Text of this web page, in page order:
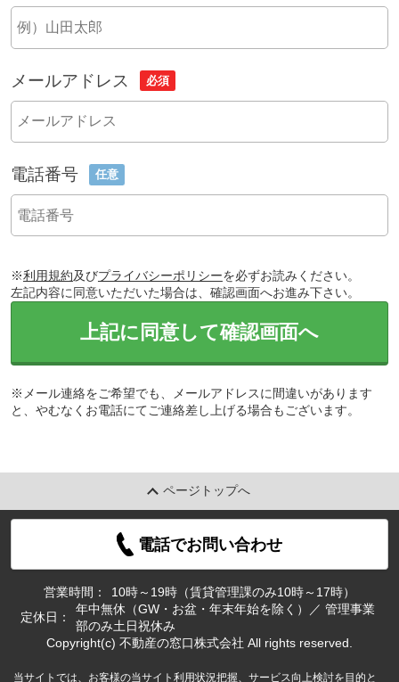
メールアドレス 必須
電話番号 任意
※利用規約及びプライバシーポリシーを必ずお読みください。
左記内容に同意いただいた場合は、確認画面へお進み下さい。
上記に同意して確認画面へ
※メール連絡をご希望でも、メールアドレスに間違いがあります
と、やむなくお電話にてご連絡差し上げる場合もございます。
ページトップへ
電話でお問い合わせ
営業時間：
10時～19時（賃貸管理課のみ10時～17時）
定休日：
年中無休（GW・お盆・年末年始を除く）／ 管理事業
部のみ土日祝休み
Copyright(c) 不動産の窓口株式会社 All rights reserved.
当サイトでは、お客様の当サイト利用状況把握、サービス向上検討を目的と